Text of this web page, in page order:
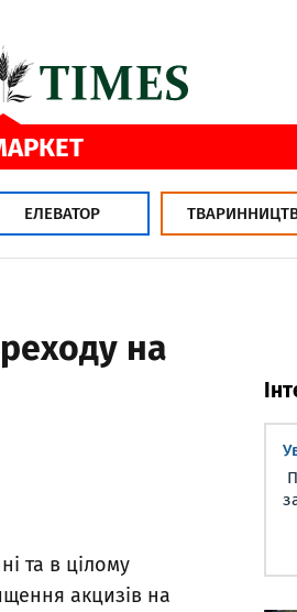
ЕЛЕВАТОР
на
та в цілому
акцизів на